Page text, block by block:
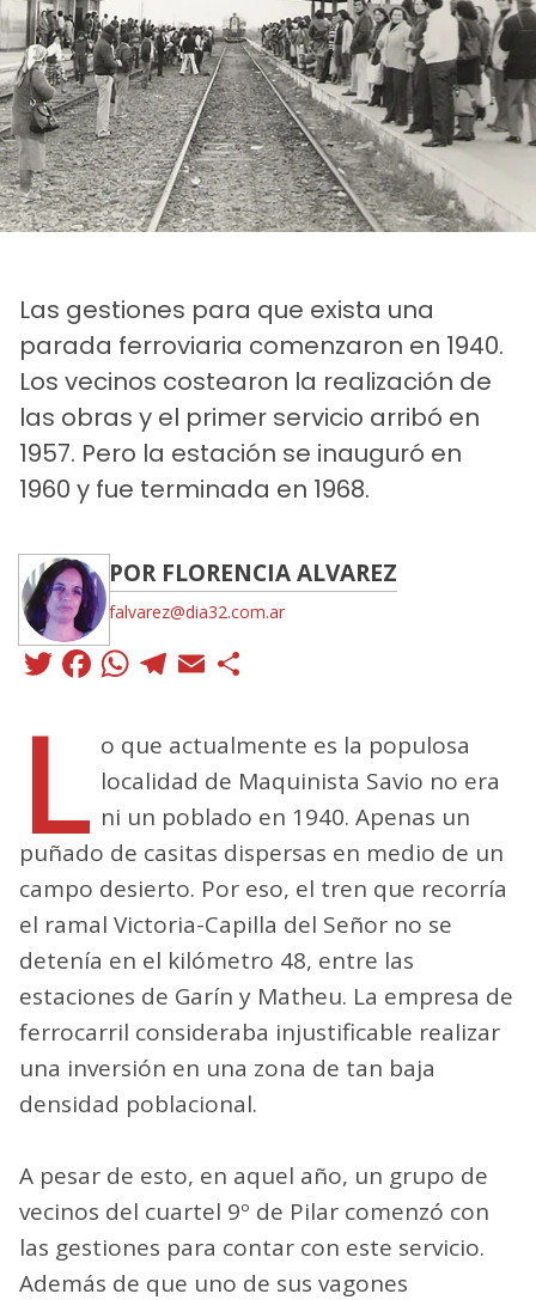
Las gestiones para que exista una
parada ferroviaria comenzaron en 1940.
Los vecinos costearon la realización de
las obras y el primer servicio arribó en
1957. Pero la estación se inauguró en
1960 y fue terminada en 1968.
POR FLORENCIA ALVAREZ
falvarez@dia32.com.ar
Twitter
Facebook
WhatsApp
Telegram
Email
L o que actualmente es la populosa
localidad de Maquinista Savio no era
ni un poblado en 1940. Apenas un
puñado de casitas dispersas en medio de un
campo desierto. Por eso, el tren que recorría
el ramal Victoria-Capilla del Señor no se
detenía en el kilómetro 48, entre las
estaciones de Garín y Matheu. La empresa de
ferrocarril consideraba injustificable realizar
una inversión en una zona de tan baja
densidad poblacional.
A pesar de esto, en aquel año, un grupo de
vecinos del cuartel 9º de Pilar comenzó con
las gestiones para contar con este servicio.
Además de que uno de sus vagones